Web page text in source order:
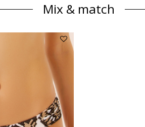
Mix & match